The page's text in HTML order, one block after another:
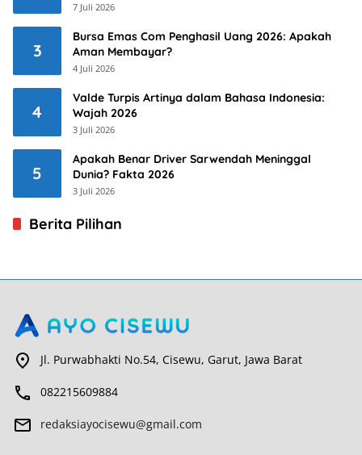
7 Juli 2026
3
Bursa Emas Com Penghasil Uang 2026: Apakah
Aman Membayar?
4 Juli 2026
4
Valde Turpis Artinya dalam Bahasa Indonesia:
Wajah 2026
3 Juli 2026
5
Apakah Benar Driver Sarwendah Meninggal
Dunia? Fakta 2026
3 Juli 2026
Berita Pilihan
Jl. Purwabhakti No.54, Cisewu, Garut, Jawa Barat
082215609884
redaksiayocisewu@gmail.com